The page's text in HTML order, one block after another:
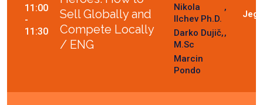
11:00
-
11:30
Sell Globally and
Compete Locally
/ ENG
Nikola
Ilchev Ph.D.
Darko Dujič,
M.Sc
Marcin
Pondo